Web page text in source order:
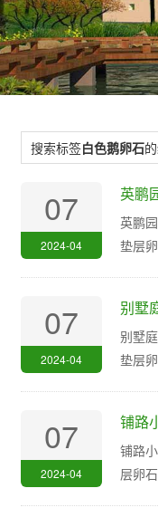
搜索标签白色鹅卵石
07
2024-04
英鹏
英鹏
垫层
07
2024-04
别墅
别墅
垫层
07
2024-04
铺路
铺路
层卵